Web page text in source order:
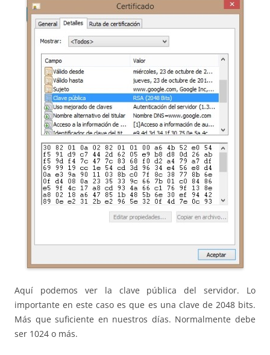
Aquí podemos ver la clave pública del servidor. Lo
importante en este caso es que es una clave de 2048 bits.
Más que suficiente en nuestros días. Normalmente debe
ser 1024 o más.